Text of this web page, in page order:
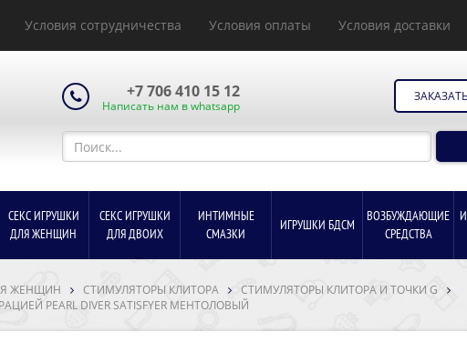
Условия сотрудничества Условия оплаты Условия доставки
+7 706 410 15 12
Написать нам в whatsapp
СЕКС ИГРУШКИ
ДЛЯ ЖЕНЩИН
СЕКС ИГРУШКИ
ДЛЯ ДВОИХ
ИНТИМНЫЕ
СМАЗКИ
ИГРУШКИ БДСМ
ВОЗБУЖДАЮЩИЕ
СРЕДСТВА
ЖЕНЩИН СТИМУЛЯТОРЫ КЛИТОРА
СТИМУЛЯТОРЫ КЛИТОРА И ТОЧКИ G
PEARL DIVER SATISFYER МЕНТОЛОВЫЙ